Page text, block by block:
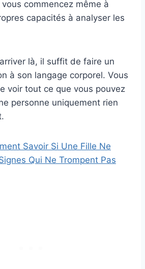
commencez même à
capacités à analyser les
là, il suffit de faire un
à son langage corporel. Vous
voir tout ce que vous pouvez
personne uniquement rien
Savoir Si Une Fille Ne
Qui Ne Trompent Pas